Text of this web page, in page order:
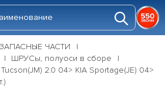
ЗАПАСНЫЕ ЧАСТИ
ШРУСы, полуоси в сборе
2.0 04> KIA Sportage(JE) 04>